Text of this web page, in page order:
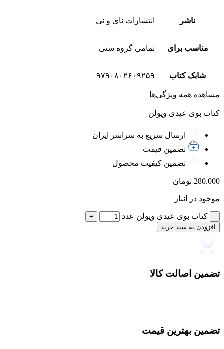
ناشر انتشارات نای و نی
مناسب برای تمامی گروه سنی
شابک کتاب ۹۷۹٠۸٠۲۶٠۹۲۵۹
مشاهده همه ویژگی‌ها
کتاب بوی عیدی ویولن
ارسال سریع به سراسر ایران
تضمین قیمت
تضمین کیفیت محصول
280.000 تومان
موجود در انبار
کتاب بوی عیدی ویولن عدد
افزودن به سبد خرید
تضمین اصالت کالا
تضمین بهترین قیمت